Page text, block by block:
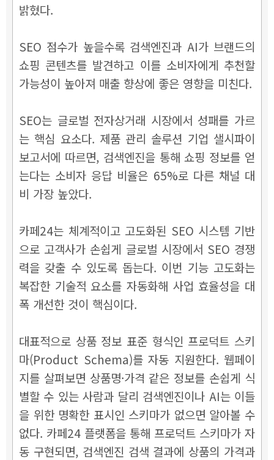
밝혔다.
SEO 점수가 높을수록 검색엔진과 AI가 브랜드의
쇼핑 콘텐츠를 발견하고 이를 소비자에게 추천할
가능성이 높아져 매출 향상에 좋은 영향을 미친다.
SEO는 글로벌 전자상거래 시장에서 성패를 가르
는 핵심 요소다. 제품 관리 솔루션 기업 샐시파이
보고서에 따르면, 검색엔진을 통해 쇼핑 정보를 얻
는다는 소비자 응답 비율은 65%로 다른 채널 대
비 가장 높았다.
카페24는 체계적이고 고도화된 SEO 시스템 기반
으로 고객사가 손쉽게 글로벌 시장에서 SEO 경쟁
력을 갖출 수 있도록 돕는다. 이번 기능 고도화는
복잡한 기술적 요소를 자동화해 사업 효율성을 대
폭 개선한 것이 핵심이다.
대표적으로 상품 정보 표준 형식인 프로덕트 스키
마(Product Schema)를 자동 지원한다. 웹페이
지를 살펴보면 상품명·가격 같은 정보를 손쉽게 식
별할 수 있는 사람과 달리 검색엔진이나 AI는 이들
을 위한 명확한 표시인 스키마가 없으면 알아볼 수
없다. 카페24 플랫폼을 통해 프로덕트 스키마가 자
동 구현되면, 검색엔진 검색 결과에 상품의 가격과